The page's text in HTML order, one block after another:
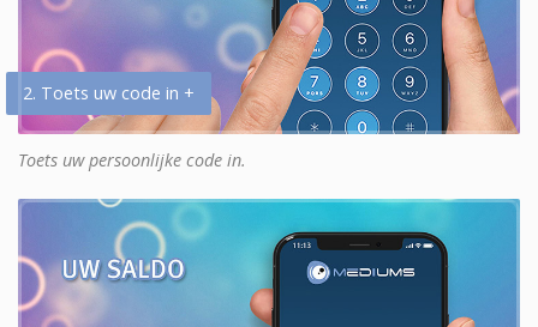
2. Toets uw code in +
Toets uw persoonlijke code in.